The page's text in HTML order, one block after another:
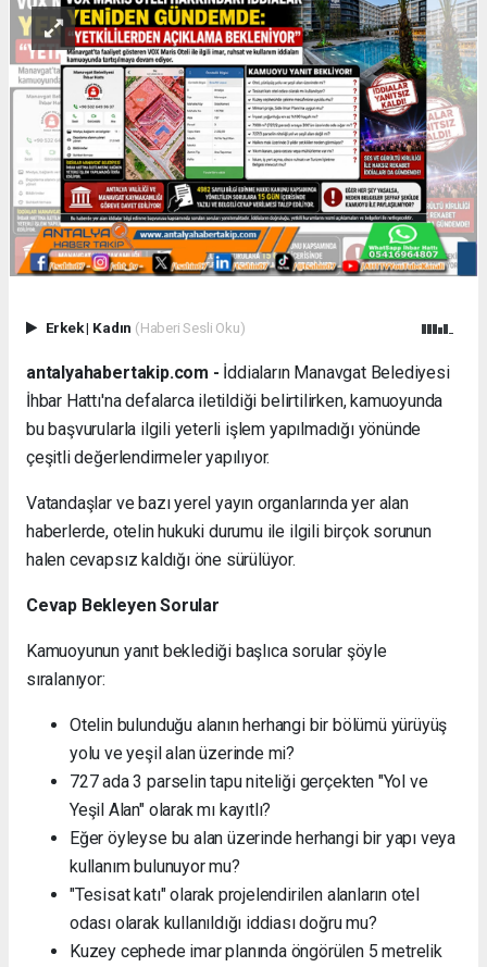
Erkek| Kadın (Haberi Sesli Oku)
antalyahabertakip.com - İddiaların Manavgat Belediyesi
İhbar Hattı'na defalarca iletildiği belirtilirken, kamuoyunda
bu başvurularla ilgili yeterli işlem yapılmadığı yönünde
çeşitli değerlendirmeler yapılıyor.
Vatandaşlar ve bazı yerel yayın organlarında yer alan
haberlerde, otelin hukuki durumu ile ilgili birçok sorunun
halen cevapsız kaldığı öne sürülüyor.
Cevap Bekleyen Sorular
Kamuoyunun yanıt beklediği başlıca sorular şöyle
sıralanıyor:
Otelin bulunduğu alanın herhangi bir bölümü yürüyüş
yolu ve yeşil alan üzerinde mi?
727 ada 3 parselin tapu niteliği gerçekten "Yol ve
Yeşil Alan" olarak mı kayıtlı?
Eğer öyleyse bu alan üzerinde herhangi bir yapı veya
kullanım bulunuyor mu?
"Tesisat katı" olarak projelendirilen alanların otel
odası olarak kullanıldığı iddiası doğru mu?
Kuzey cephede imar planında öngörülen 5 metrelik